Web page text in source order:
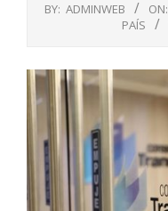
BY: ADMINWEB ON:
PAÍS